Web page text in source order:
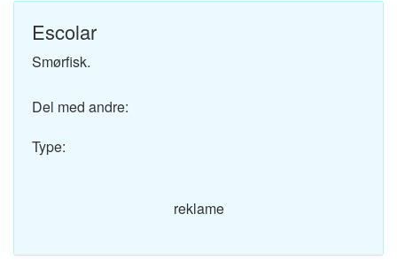
Escolar
Smørfisk.
Del med andre:
Type:
reklame